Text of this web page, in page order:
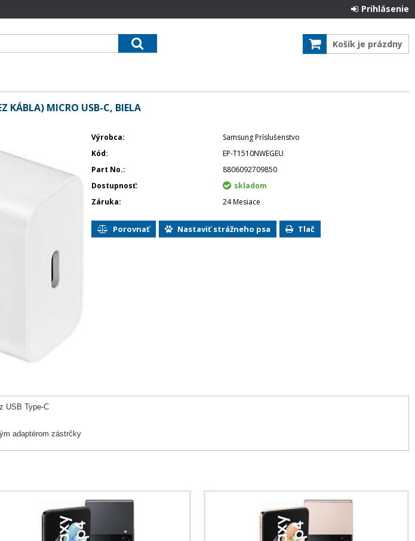
Prihlásenie
Košík je prázdny
KÁBLA) MICRO USB-C, BIELA
Výrobca
Samsung Príslušenstvo
Kód
EP-T1510NWEGEU
Part No.
8806092709850
Dostupnosť
skladom
Záruka
24 Mesiace
Porovnať Nastaviť strážneho psa Tlač
USB Type-C
adaptérom zástrčky